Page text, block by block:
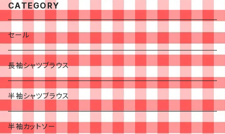
CATEGORY
セール
長袖シャツブラウス
半袖シャツブラウス
半袖カットソー